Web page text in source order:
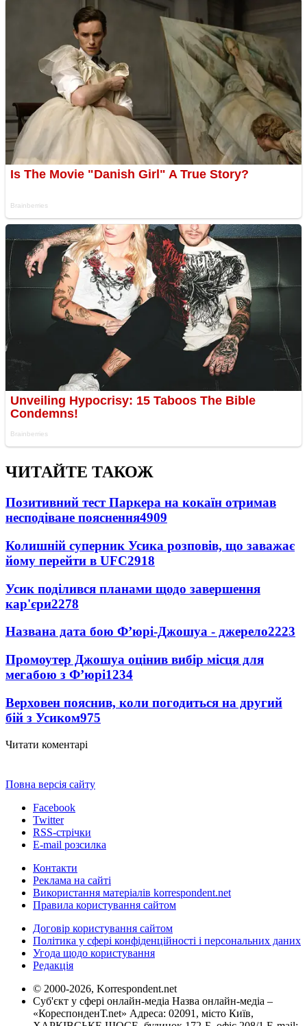
ЧИТАЙТЕ ТАКОЖ
Позитивний тест Паркера на кокаїн отримав
несподіване пояснення4909
Колишній суперник Усика розповів, що заважає
йому перейти в UFC2918
Усик поділився планами щодо завершення
кар'єри2278
Названа дата бою Ф’юрі-Джошуа - джерело2223
Промоутер Джошуа оцінив вибір місця для
мегабою з Ф’юрі1234
Верховен пояснив, коли погодиться на другий
бій з Усиком975
Читати коментарі
Повна версія сайту
Facebook
Twitter
RSS-стрічки
E-mail розсилка
Контакти
Реклама на сайті
Використання матеріалів korrespondent.net
Правила користування сайтом
Договір користування сайтом
Політика у сфері конфіденційності і персональних даних
Угода щодо користування
Редакція
© 2000-2026, Korrespondent.net
Суб'єкт у сфері онлайн-медіа Назва онлайн-медіа –
«КореспонденТ.net» Адреса: 02091, місто Київ,